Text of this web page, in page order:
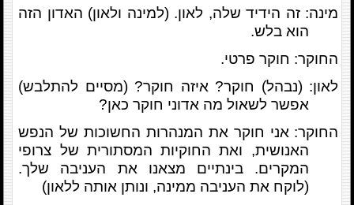
מינה: זה הידיד שלה, לאון. (למינה ולאון) האדון הזה
הוא בלש.
החוקר: חוקר פרטי.
לאון: (נבהל) חוקר? איזה חוקר? (מסיים להתלבש)
אפשר לשאול מה אדוני חוקר כאן?
החוקר: אני חוקר את המנהרות החשוכות של הנפש
האנושית, ואת החוקיות המסתורית של צרופי
המקרים. בינתיים מצאנו את העניבה שלך.
(לוקח את העניבה ממינה, ונותן אותה ללאון)